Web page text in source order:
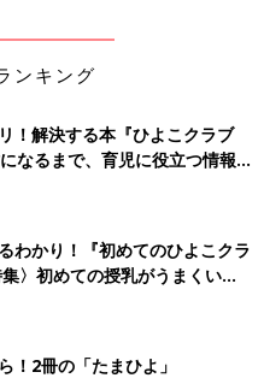
いぞんしょう）
べんきょうさくしょう）
別・予防接種・お薬ガイド
ケアにおすすめの本
ンキング
！解決する本『ひよこクラブ
なるまで、育児に役立つ情報が
わかり！『初めてのひよこクラ
〉初めての授乳がうまくい
の基本と夏のトラブル 解決テ
！2冊の「たまひよ」